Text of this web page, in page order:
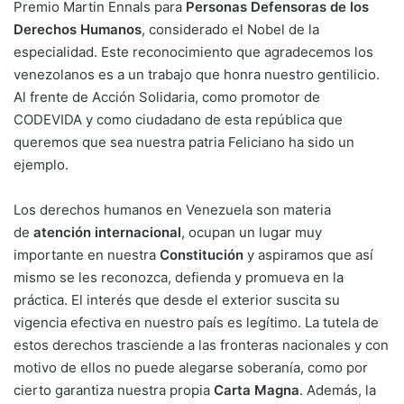
Premio Martin Ennals para Personas Defensoras de los
Derechos Humanos, considerado el Nobel de la
especialidad. Este reconocimiento que agradecemos los
venezolanos es a un trabajo que honra nuestro gentilicio.
Al frente de Acción Solidaria, como promotor de
CODEVIDA y como ciudadano de esta república que
queremos que sea nuestra patria Feliciano ha sido un
ejemplo.
Los derechos humanos en Venezuela son materia
de atención internacional, ocupan un lugar muy
importante en nuestra Constitución y aspiramos que así
mismo se les reconozca, defienda y promueva en la
práctica. El interés que desde el exterior suscita su
vigencia efectiva en nuestro país es legítimo. La tutela de
estos derechos trasciende a las fronteras nacionales y con
motivo de ellos no puede alegarse soberanía, como por
cierto garantiza nuestra propia Carta Magna. Además, la